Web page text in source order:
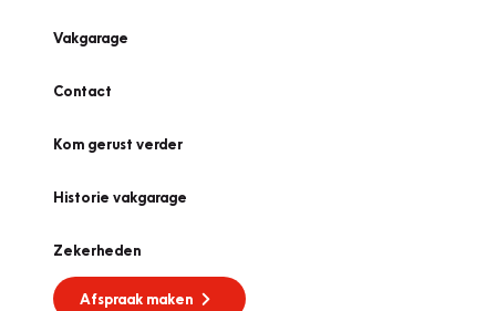
Vakgarage
Contact
Kom gerust verder
Historie vakgarage
Zekerheden
Afspraak maken